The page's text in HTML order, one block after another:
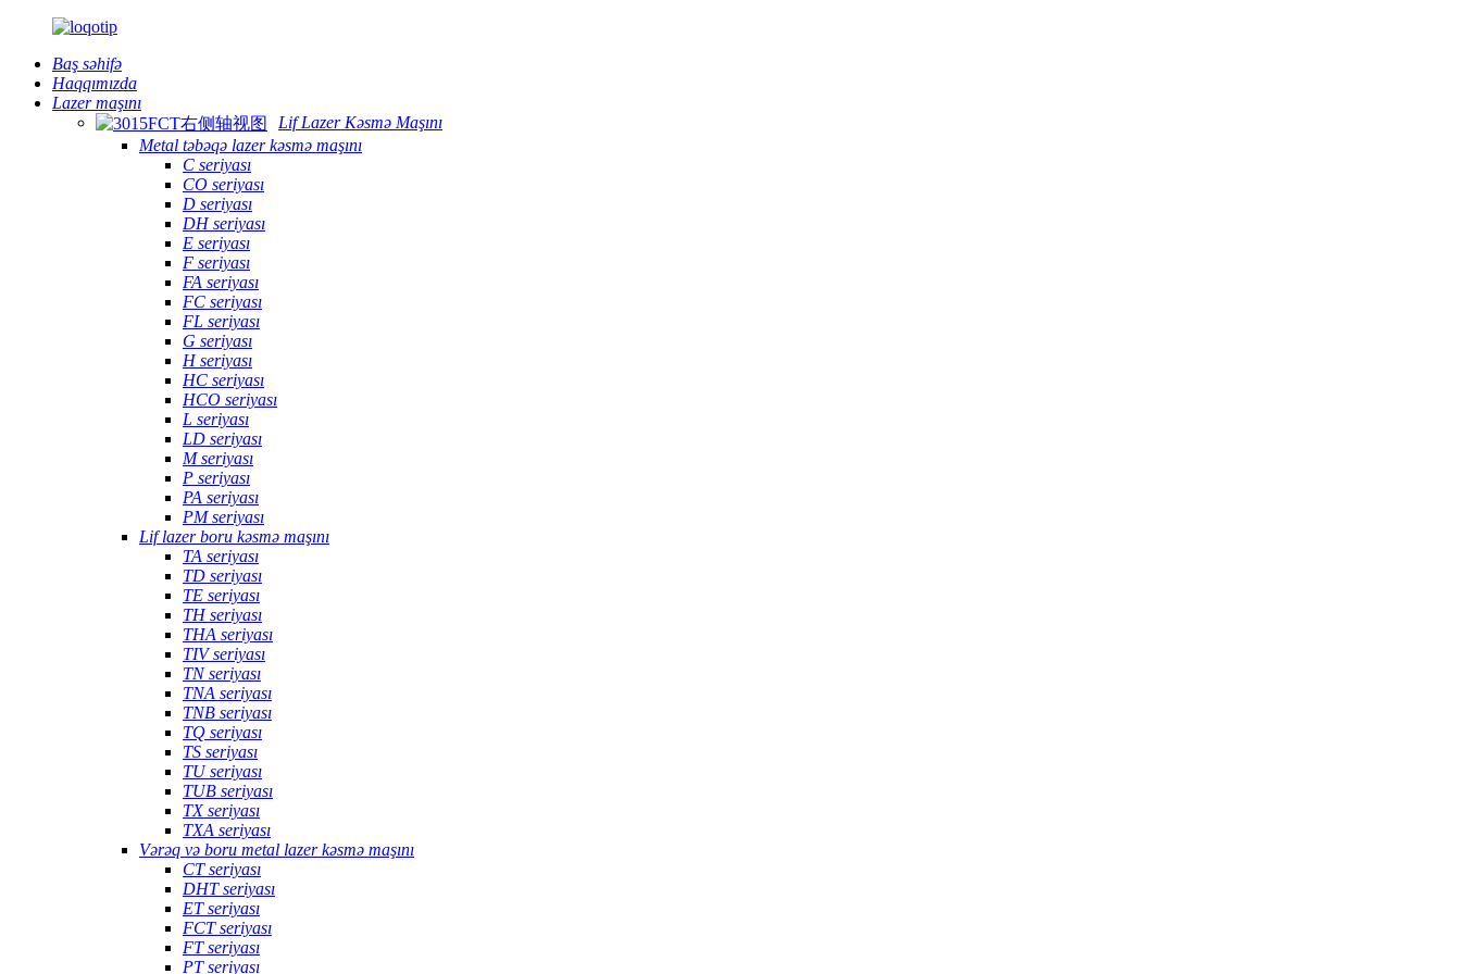
Baş səhifə
Haqqımızda
Lazer maşını
Lif Lazer Kəsmə Maşını
Metal təbəqə lazer kəsmə maşını
C seriyası
CO seriyası
D seriyası
DH seriyası
E seriyası
F seriyası
FA seriyası
FC seriyası
FL seriyası
G seriyası
H seriyası
HC seriyası
HCO seriyası
L seriyası
LD seriyası
M seriyası
P seriyası
PA seriyası
PM seriyası
Lif lazer boru kəsmə maşını
TA seriyası
TD seriyası
TE seriyası
TH seriyası
THA seriyası
TIV seriyası
TN seriyası
TNA seriyası
TNB seriyası
TQ seriyası
TS seriyası
TU seriyası
TUB seriyası
TX seriyası
TXA seriyası
Vərəq və boru metal lazer kəsmə maşını
CT seriyası
DHT seriyası
ET seriyası
FCT seriyası
FT seriyası
PT seriyası